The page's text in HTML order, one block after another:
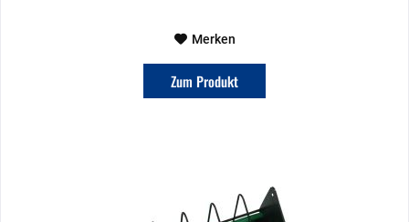
Merken
Zum Produkt